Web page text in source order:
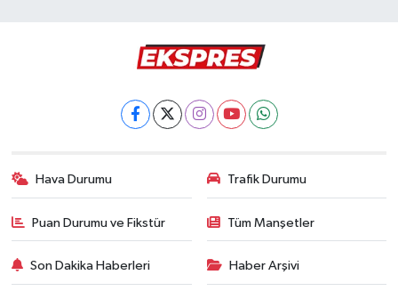
Hava Durumu Trafik Durumu
Puan Durumu ve Fikstür Tüm Manşetler
Son Dakika Haberleri Haber Arşivi